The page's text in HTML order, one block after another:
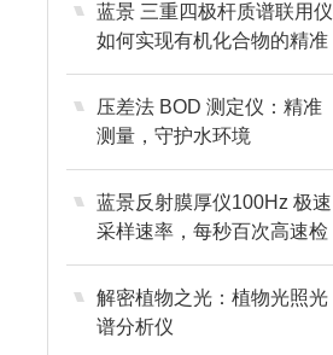
蓝景 三重四极杆质谱联用仪
如何实现有机化合物的精准
定性定量分析？
压差法 BOD 测定仪：精准
测量，守护水环境
蓝景反射膜厚仪100Hz 极速
采样速率，每秒百次高速检
测
解密植物之光：植物光照光
谱分析仪